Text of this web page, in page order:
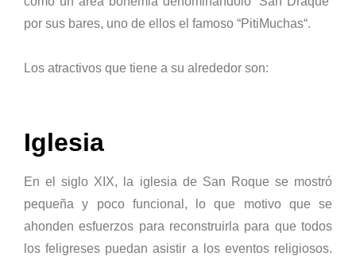
por sus bares, uno de ellos el famoso “PitiMuchas“.
Los atractivos que tiene a su alrededor son:
Iglesia
En el siglo XIX, la iglesia de San Roque se mostró
pequeña y poco funcional, lo que motivo que se
ahonden esfuerzos para reconstruirla para que todos
los feligreses puedan asistir a los eventos religiosos.